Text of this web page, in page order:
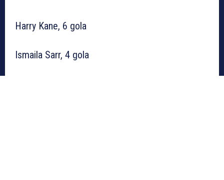
Harry Kane, 6 gola
Ismaila Sarr, 4 gola